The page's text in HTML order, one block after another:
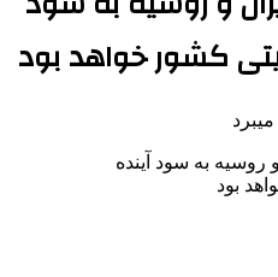
کشور خواهد بود